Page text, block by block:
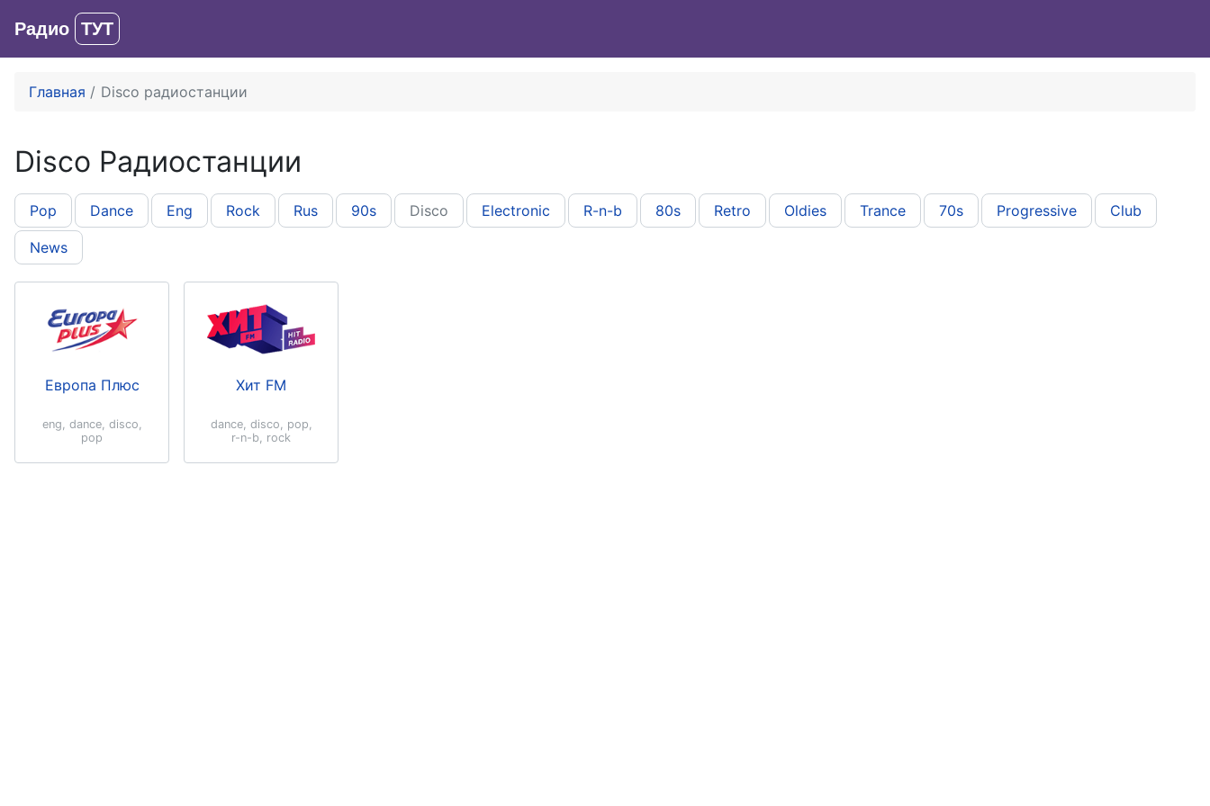
Радио ТУТ
Главная Disco радиостанции
Disco Радиостанции
Pop Dance Eng Rock Rus 90s Disco Electronic R-n-b 80s Retro Oldies Trance 70s Progressive Club
News
eng dance, disco
pop
Европа Плюс
dance, disco pop
r-n-b rock
Хит FM